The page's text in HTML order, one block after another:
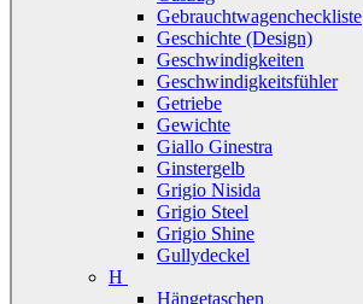
Gebrauchtwagencheckliste
Geschichte (Design)
Geschwindigkeiten
Geschwindigkeitsfühler
Getriebe
Gewichte
Giallo Ginestra
Ginstergelb
Grigio Nisida
Grigio Steel
Grigio Shine
Gullydeckel
H
Hängetaschen